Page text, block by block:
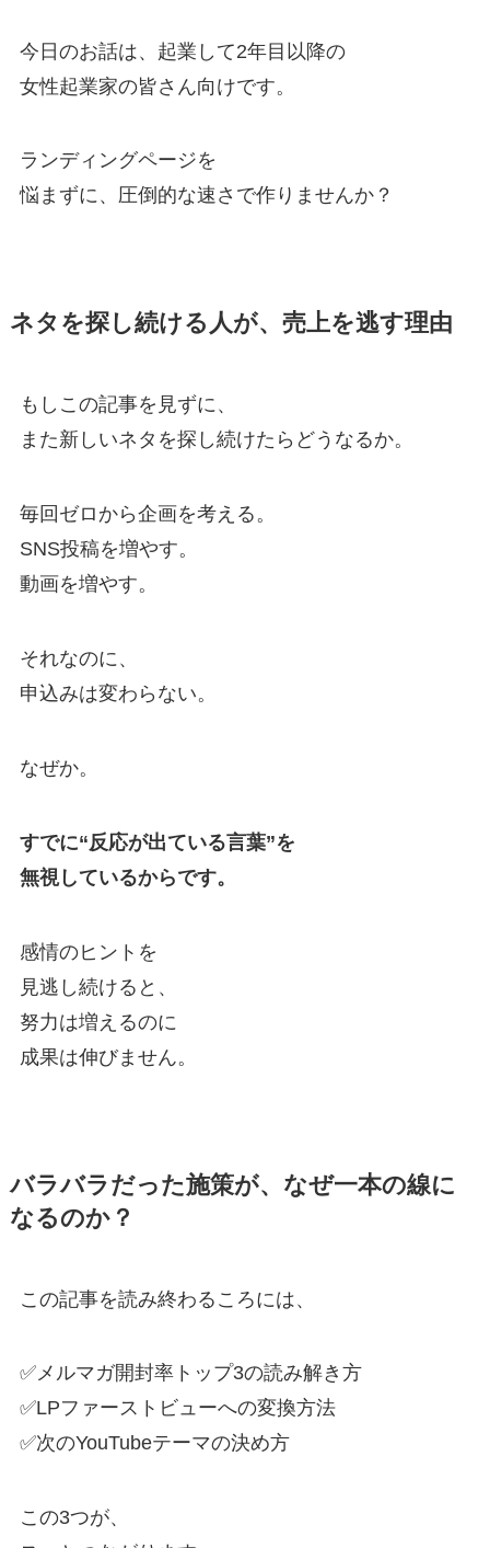
今日のお話は、起業して2年目以降の
女性起業家の皆さん向けです。
ランディングページを
悩まずに、圧倒的な速さで作りませんか？
ネタを探し続ける人が、売上を逃す理由
もしこの記事を見ずに、
また新しいネタを探し続けたらどうなるか。
毎回ゼロから企画を考える。
SNS投稿を増やす。
動画を増やす。
それなのに、
申込みは変わらない。
なぜか。
すでに“反応が出ている言葉”を
無視しているからです。
感情のヒントを
見逃し続けると、
努力は増えるのに
成果は伸びません。
バラバラだった施策が、なぜ一本の線に
なるのか？
この記事を読み終わるころには、
✅メルマガ開封率トップ3の読み解き方
✅LPファーストビューへの変換方法
✅次のYouTubeテーマの決め方
この3つが、